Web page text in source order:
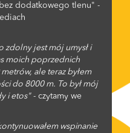
dodatkowego tlenu" -
zdolny jest mój umysł i
moich poprzednich
ale teraz byłem
do 8000 m. To był mój
i etos"- czytamy we
wspinanie